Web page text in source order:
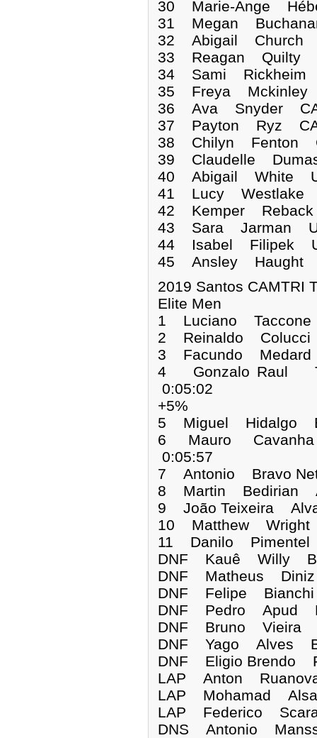
30 Marie-Ange
31 Megan
32 Abigail Church
33 Reagan Quilty
34 Sami Rickheim
35 Freya Mckinley
36 Ava Snyder
37 Payton Ryz
38 Chilyn Fenton
39 Claudelle
40 Abigail White
41 Lucy Westlake
42 Kemper
43 Sara Jarman
44 Isabel Filipek
45 Ansley Haught
2019 Santos CAMTRI
Elite Men
1 Luciano
2 Reinaldo
3 Facundo
4 Gonzalo Raul
0:05:02
+5%
5 Miguel Hidalgo
6 Mauro
0:05:57
7 Antonio Bravo
8 Martin Bedirian
9 João Teixeira
10 Matthew
11 Danilo
DNF Kauê
DNF Matheus
DNF Felipe
DNF Pedro
DNF Bruno
DNF Yago
DNF Eligio
LAP Anton
LAP Mohamad
LAP Federico
DNS Antonio